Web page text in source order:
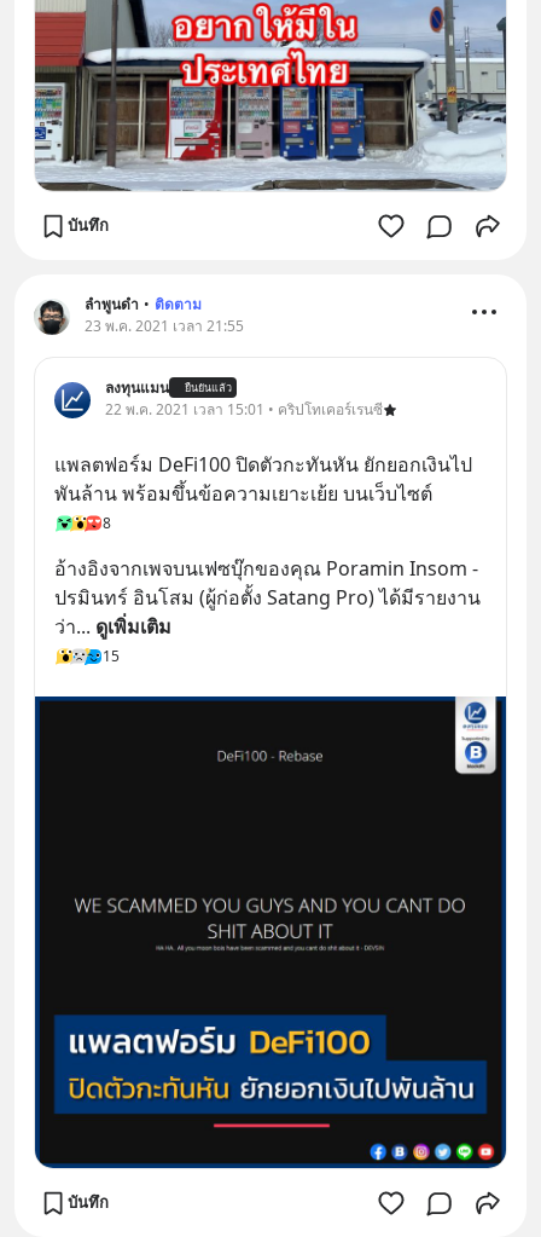
บันทึก
ลำพูนดำ • ติดตาม
23 พ.ค. 2021 เวลา 21:55
ลงทุนแมน ยืนยันแล้ว
22 พ.ค. 2021 เวลา 15:01 • คริปโทเคอร์เรนซี
แพลตฟอร์ม DeFi100 ปิดตัวกะทันหัน ยักยอกเงินไป
พันล้าน พร้อมขึ้นข้อความเยาะเย้ย บนเว็บไซต์
8
อ้างอิงจากเพจบนเฟซบุ๊กของคุณ Poramin Insom -
ปรมินทร์ อินโสม (ผู้ก่อตั้ง Satang Pro) ได้มีรายงาน
ว่า... ดูเพิ่มเติม
15
บันทึก